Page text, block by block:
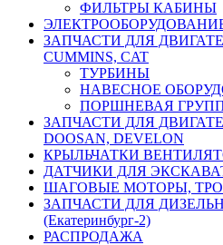
ФИЛЬТРЫ КАБИНЫ
ЗАПЧАСТИ ДЛЯ
CUMMINS, CAT
ТУРБИНЫ
НАВЕСНОЕ
ПОРШНЕВАЯ
ЗАПЧАСТИ ДЛЯ
DOOSAN, DEVELON
КРЫЛЬЧАТКИ
ДАТЧИКИ ДЛЯ
ШАГОВЫЕ МОТОРЫ,
ЗАПЧАСТИ ДЛЯ
(Екатеринбург-2)
РАСПРОДАЖА